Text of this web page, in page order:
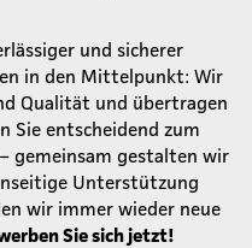
und sicherer
in den Mittelpunkt: Wir
Qualität und übertragen
Sie entscheidend zum
gemeinsam gestalten wir
Unterstützung
wir immer wieder neue
Sie sich jetzt!